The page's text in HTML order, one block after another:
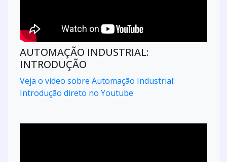
AUTOMAÇÃO INDUSTRIAL:
INTRODUÇÃO
Veja o vídeo sobre Automação Industrial:
Introdução direto no Youtube